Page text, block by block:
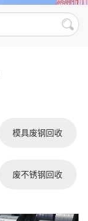
模具废钢回收
废不锈钢回收